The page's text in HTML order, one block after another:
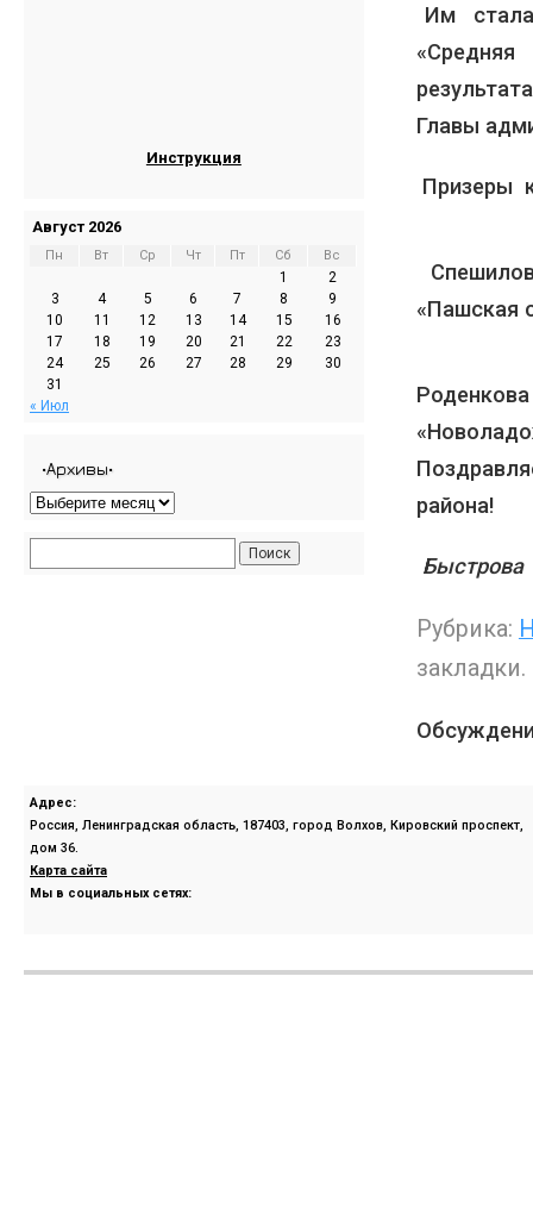
Им стала
Главы
Призеры
«Пашская
района!
Рубрика:
закладки.
Инструкция
Август 2026
Пн Вт Ср Чт Пт Сб Вс
1
2
3
4 5 6 7 8
9
10
11 12 13 14 15
16
17
18 19 20 21 22
23
24
25 26 27 28 29
30
31
« Июл
•Архивы•
Адрес:
Россия, Ленинградская область, 187403, город Волхов, Кировский проспект,
дом 36.
Карта сайта
Мы в социальных сетях: